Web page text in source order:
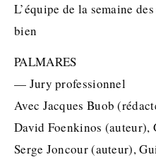
L’équipe de la semaine
bien
PALMARES
— Jury professionnel
Avec Jacques Buob
David Foenkinos (auteur),
Serge Joncour (auteur),